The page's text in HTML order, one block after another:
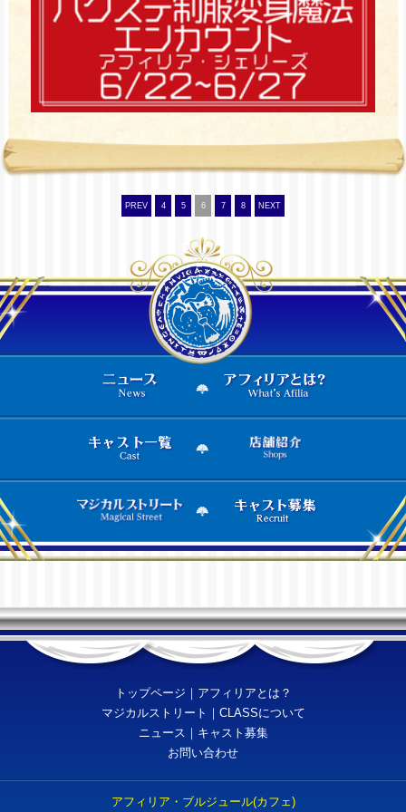
PREV 4 5 6 7 8 NEXT
トップページ ｜ アフィリアとは？
マジカルストリート ｜ CLASSについて
ニュース ｜ キャスト募集
お問い合わせ
アフィリア・ブルジュール(カフェ)